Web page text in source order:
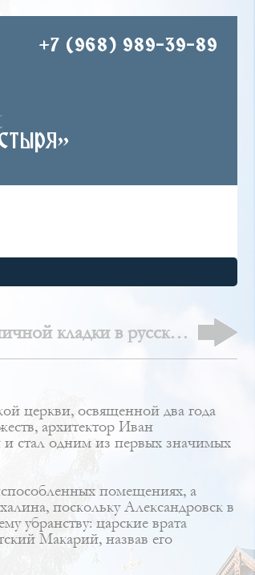
+7 (968) 989-39-89
кладки в русском
церкви, освященной два года
архитектор Иван
стал одним из первых значимых
помещениях, а
поскольку Александровск в
убранству: царские врата
Макарий, назвав его